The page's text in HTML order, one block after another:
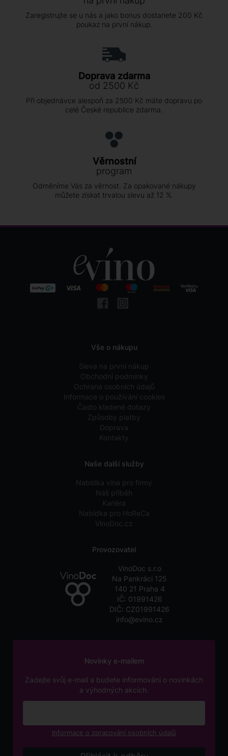
Zaregistrujte se u nás a jako bonus dostanete 200 Kč
poukaz na první nákup.
Doprava zdarma
od 2500 Kč
Při objednávce alespoň za 2500 Kč máte dopravu po
celé České republice zdarma.
Věrnostní
program
Odměníme Vás za věrnost. Za opakované nákupy
můžete získat trvalou slevu až 12 %.
Vše o nákupu
Sleva na první nákup
Obchodní podmínky
Ochrana osobních údajů
Informace o používání cookies
Často kladené dotazy
Způsoby platby
Doprava
Kontakty
Naše další služby
Nabídka vína pro firmy
Náš příběh
Kariéra
Nabídka pro HoReCa
VinoDoc.cz
Provozovatel
VinoDoc s.r.o
Na Pankráci 125
140 21 Praha 4
IČ: 01991426
DIČ: CZ01991426
info@evino.cz
Novinky e-mailem
Zadejte svůj e-mail a budete informováni o novinkách
a výhodných akcích.
Informace o zpracování osobních údajů